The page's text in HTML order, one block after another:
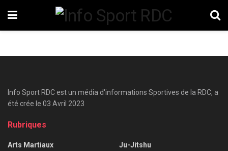
Info Sport RDC est un média d'informations Sportives de la RDC, a
été crée le 03 Avril 2023
Rubriques
Arts Martiaux
Ju-Jitshu